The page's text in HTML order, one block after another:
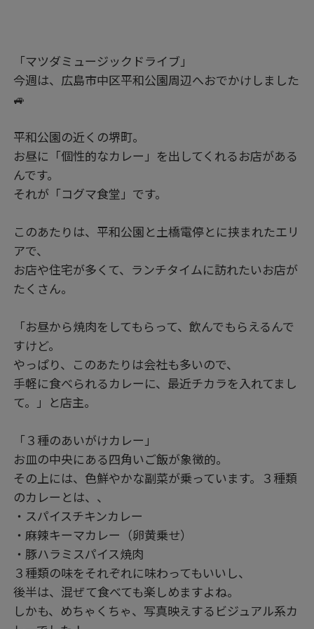
「マツダミュージックドライブ」
今週は、広島市中区平和公園周辺へおでかけしました
🚙
平和公園の近くの堺町。
お昼に「個性的なカレー」を出してくれるお店がある
んです。
それが「コグマ食堂」です。
このあたりは、平和公園と土橋電停とに挟まれたエリ
アで、
お店や住宅が多くて、ランチタイムに訪れたいお店が
たくさん。
「お昼から焼肉をしてもらって、飲んでもらえるんで
すけど。
やっぱり、このあたりは会社も多いので、
手軽に食べられるカレーに、最近チカラを入れてまし
て。」と店主。
「３種のあいがけカレー」
お皿の中央にある四角いご飯が象徴的。
その上には、色鮮やかな副菜が乗っています。３種類
のカレーとは、、
・スパイスチキンカレー
・麻辣キーマカレー（卵黄乗せ）
・豚ハラミスパイス焼肉
３種類の味をそれぞれに味わってもいいし、
後半は、混ぜて食べても楽しめますよね。
しかも、めちゃくちゃ、写真映えするビジュアル系カ